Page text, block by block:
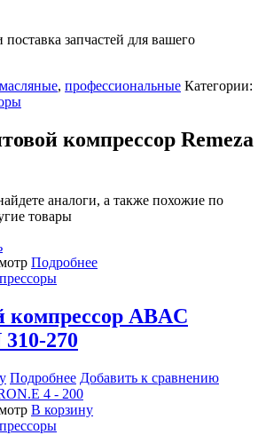
запчастей для вашего
масляные, профессиональные Категории:
компрессор Remeza
аналоги, а также похожие по
товары
Подробнее
компрессор ABAC
270
Подробнее Добавить к сравнению
В корзину